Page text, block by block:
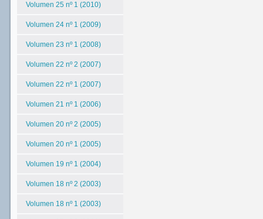
Volumen 25 nº 1 (2010)
Volumen 24 nº 1 (2009)
Volumen 23 nº 1 (2008)
Volumen 22 nº 2 (2007)
Volumen 22 nº 1 (2007)
Volumen 21 nº 1 (2006)
Volumen 20 nº 2 (2005)
Volumen 20 nº 1 (2005)
Volumen 19 nº 1 (2004)
Volumen 18 nº 2 (2003)
Volumen 18 nº 1 (2003)